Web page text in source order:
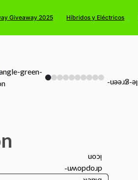
Giveaway 2025 Híbridos y Eléctricos